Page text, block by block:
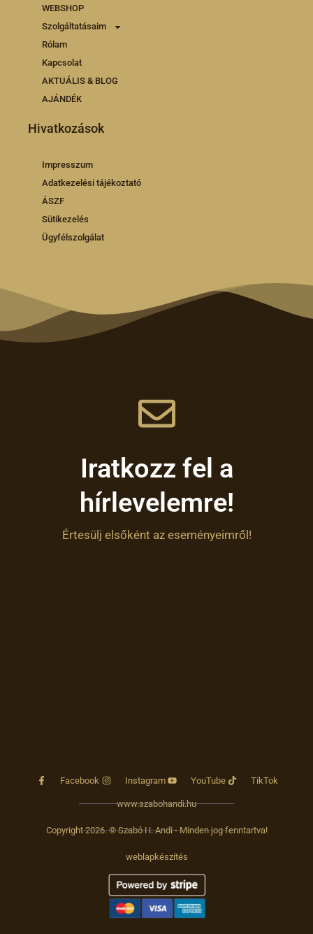
WEBSHOP
Szolgáltatásaim
Rólam
Kapcsolat
AKTUÁLIS & BLOG
AJÁNDÉK
Hivatkozások
Impresszum
Adatkezelési tájékoztató
ÁSZF
Sütikezelés
Ügyfélszolgálat
Iratkozz fel a
hírlevelemre!
Értesülj elsőként az eseményeimről!
Facebook Instagram YouTube TikTok
www.szabohandi.hu
Copyright 2026. © Szabó H. Andi - Minden jog fenntartva!
weblapkészítés